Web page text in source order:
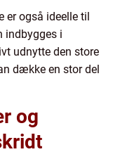
er også ideelle til
indbygges i
udnytte den store
dække en stor del
og